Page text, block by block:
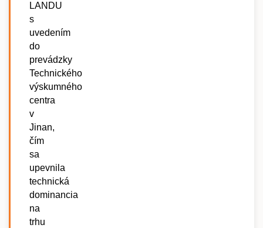
LANDU
s
uvedením
do
prevádzky
Technického
výskumného
centra
v
Jinan,
čím
sa
upevnila
technická
dominancia
na
trhu